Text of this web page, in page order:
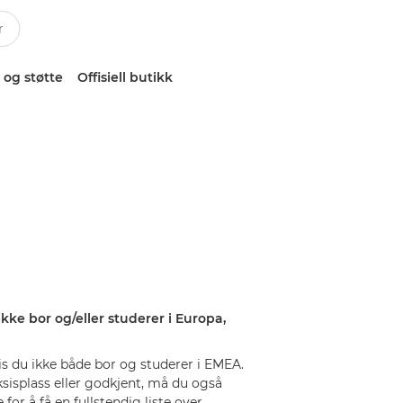
og støtte Offisiell butikk
bor og/eller studerer i Europa,
du ikke både bor og studerer i EMEA.
eller godkjent, må du også